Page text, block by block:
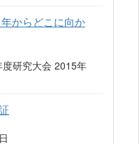
からどこに向か
研究大会 2015年